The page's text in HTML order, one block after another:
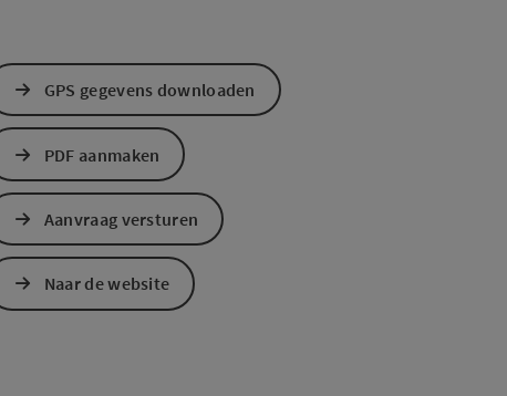
GPS gegevens downloaden
PDF aanmaken
Aanvraag versturen
Naar de website